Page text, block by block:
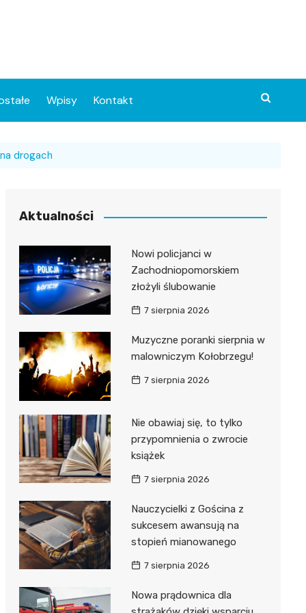
Wpisy Kontakt
drogach
Aktualności
Nowi policjanci w
Zachodniopomorskiem
złożyli ślubowanie
7 sierpnia 2026
Muzyczne poranki sierpnia w
malowniczym Kołobrzegu!
7 sierpnia 2026
Nie obawiaj się, to tylko
przypomnienia o zwrocie
książek
7 sierpnia 2026
Nauczycielki z Gościna z
sukcesem awansują na
stopień mianowanego
7 sierpnia 2026
Nowa prądownica dla